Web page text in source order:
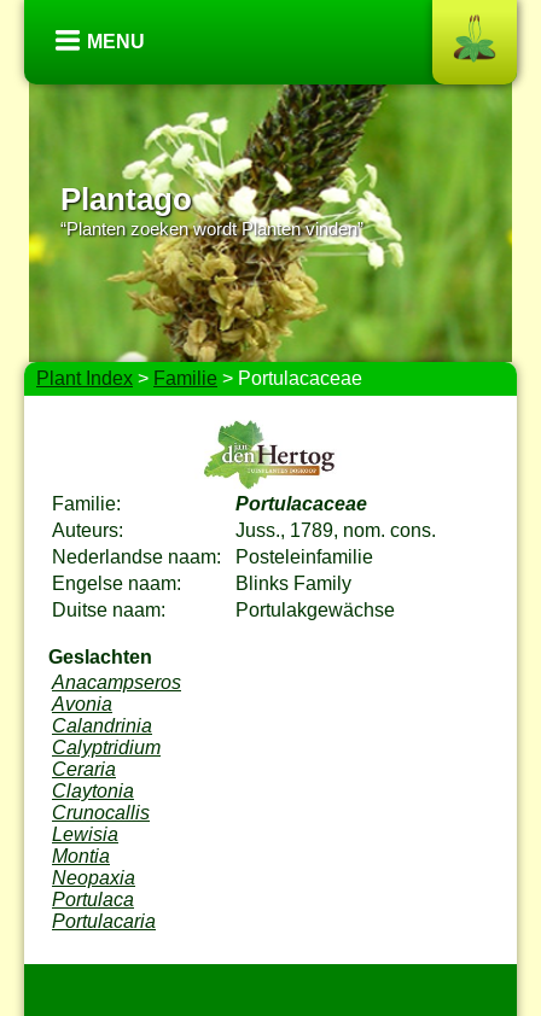
MENU
Plantago
“Planten zoeken wordt Planten vinden”
Plant Index > Familie > Portulacaceae
Familie:
Portulacaceae
Auteurs:
Juss., 1789, nom. cons.
Nederlandse naam:
Posteleinfamilie
Engelse naam:
Blinks Family
Duitse naam:
Portulakgewächse
Geslachten
Anacampseros
Avonia
Calandrinia
Calyptridium
Ceraria
Claytonia
Crunocallis
Lewisia
Montia
Neopaxia
Portulaca
Portulacaria